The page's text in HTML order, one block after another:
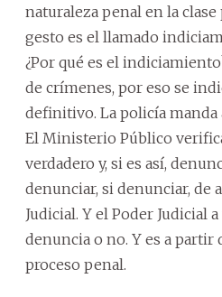
naturaleza penal en la
gesto es el llamado
¿Por qué es el
de crímenes, por eso se
definitivo. La policía
El Ministerio Público
verdadero y, si es así,
denunciar, si denunciar, de
Judicial. Y el Poder Judicial
denuncia o no. Y es a partir
proceso penal.